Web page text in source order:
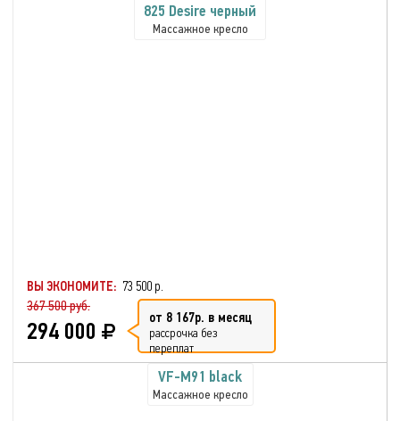
825 Desire черный
Массажное кресло
ВЫ ЭКОНОМИТЕ: 73 500 р.
367 500 руб.
294 000 от 8 167р. в месяц
рассрочка без
переплат
VF-M91 black
Массажное кресло